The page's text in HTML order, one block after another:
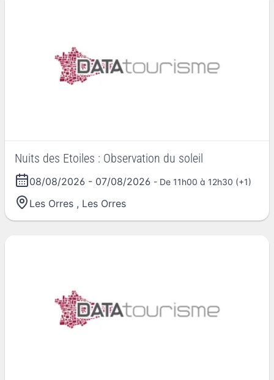
Nuits des Etoiles : Observation du soleil
08/08/2026 - 07/08/2026 - De 11h00 à 12h30 (+1)
Les Orres , Les Orres